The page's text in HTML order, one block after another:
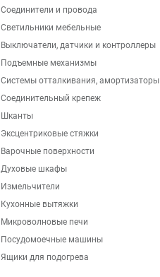
Соединители и провода
Светильники мебельные
Выключатели, датчики и контроллеры
Подъемные механизмы
Системы отталкивания, амортизаторы
Соединительный крепеж
Шканты
Эксцентриковые стяжки
Варочные поверхности
Духовые шкафы
Измельчители
Кухонные вытяжки
Микроволновые печи
Посудомоечные машины
Ящики для подогрева